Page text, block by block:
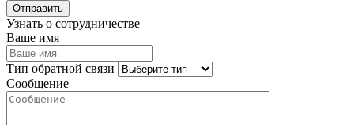
Узнать о сотрудничестве
Ваше имя
Тип обратной связи
Сообщение